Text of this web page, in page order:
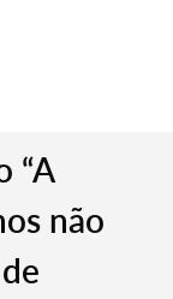
“A
não